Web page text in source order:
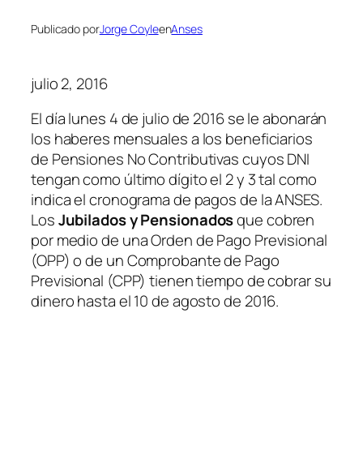
Publicado porJorge CoyleenAnses
julio 2, 2016
El día lunes 4 de julio de 2016 se le abonarán
los haberes mensuales a los beneficiarios
de Pensiones No Contributivas cuyos DNI
tengan como último dígito el 2 y 3 tal como
indica el cronograma de pagos de la ANSES.
LosJubilados y Pensionadosque cobren
por medio de una Orden de Pago Previsional
(OPP) o de un Comprobante de Pago
Previsional (CPP) tienen tiempo de cobrar su
dinero hasta el 10 de agosto de 2016.